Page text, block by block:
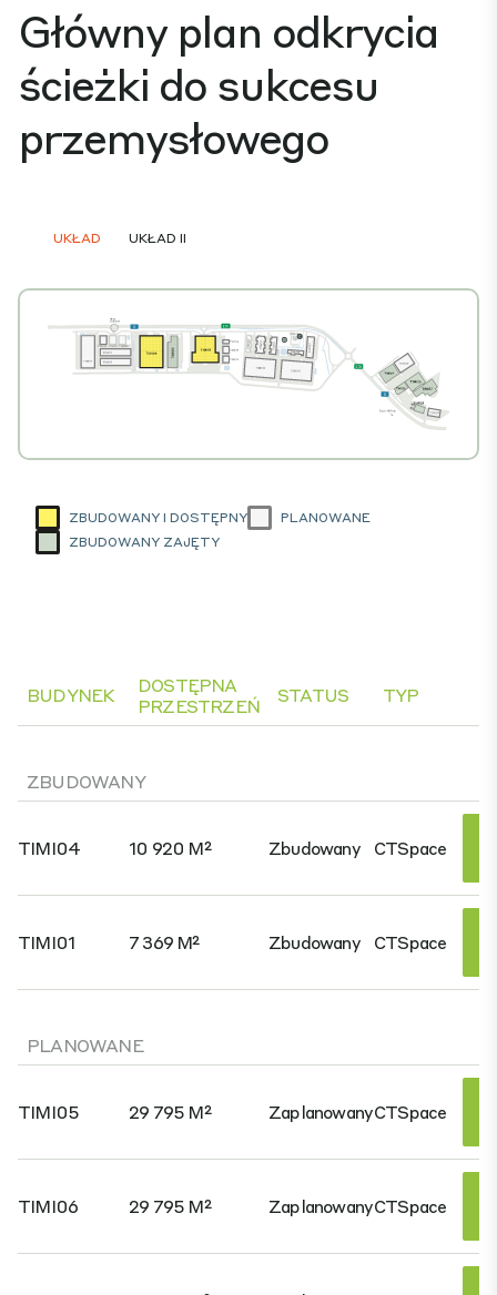
Główny plan odkrycia
ścieżki do sukcesu
przemysłowego
UKŁAD UKŁAD II
ZBUDOWANY I DOSTĘPNY
PLANOWANE
ZBUDOWANY ZAJĘTY
BUDYNEK
DOSTĘPNA
PRZESTRZEŃ
STATUS TYP
ZBUDOWANY
TIMI04 10 920 M² Zbudowany CTSpace
TIMI01 7 369 M² Zbudowany CTSpace
PLANOWANE
TIMI05 29 795 M² ZaplanowanyCTSpace
TIMI06 29 795 M² ZaplanowanyCTSpace